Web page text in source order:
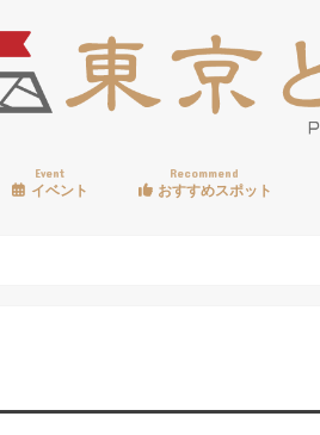
Event
イベント
Recommend
おすすめスポット